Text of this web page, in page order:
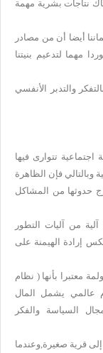
نتاجات بشرية مهمة
أيضا أن من مصادر
مهما لتدعيم بنيتنا
والتدبر الأنفسي
تتوارى فيها
وبالتالي فإن الظاهرة
حدوثها من المشاكل
من آليات التطور
إرادة الهيمنة على
معتبرا بأنها ( نظام
عالمي يشمل المال
السياسة والفكر
قرية صغيرة,وعندما